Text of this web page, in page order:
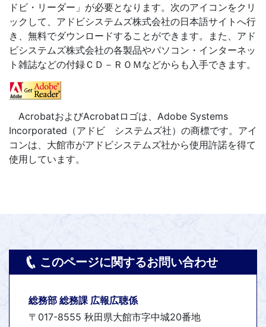
ドビ・リーダー」が必要となります。次のアイコンをクリ
ックして、アドビシステムズ株式会社の日本語サイトへ行
き、無料でダウンロードすることができます。また、アド
ビシステムズ株式会社の各製品やパソコン・インターネッ
ト雑誌などの付録ＣＤ－ＲＯＭなどからも入手できます。
AcrobatおよびAcrobatロゴは、Adobe Systems
Incorporated（アドビ システムズ社）の商標です。アイ
コンは、大館市がアドビシステムズ社から使用許諾を得て
使用しています。
このページに関するお問い合わせ
総務部 総務課 広報広聴係
〒017-8555 秋田県大館市字中城20番地